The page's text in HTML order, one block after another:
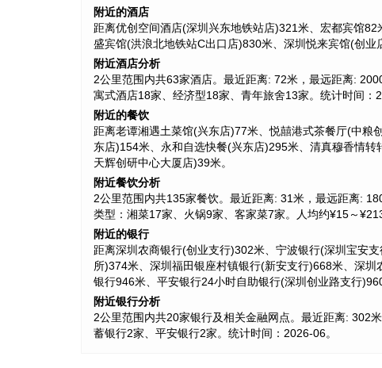
附近的酒店
距离优创空间酒店(深圳兴东地铁站店)321米、宏都宾馆
盛宾馆(洪浪北地铁站C出口店)830米、深圳悦来宾馆(创
附近酒店分析
2公里范围内共63家酒店。最近距离: 72米，最远距离:
寓式酒店18家、经济型18家、青年旅舍13家。统计时间：
附近的餐饮
距离老谭湘遇土菜馆(兴东店)77米、悦囍港式茶餐厅(中粮
东店)154米、永和自选快餐(兴东店)295米、清真穆香情
天辉创研中心大厦店)39米。
附近餐饮分析
2公里范围内共135家餐饮。最近距离: 31米，最远距离:
类型：湘菜17家、火锅9家、客家菜7家。人均约¥15～
附近的银行
距离深圳农商银行(创业支行)302米、宁波银行(深圳宝安
所)374米、深圳福田银座村镇银行(新安支行)668米、深
银行946米、平安银行24小时自助银行(深圳创业路支行)960
附近银行分析
2公里范围内共20家银行及相关金融网点。最近距离: 302
蓄银行2家、平安银行2家。统计时间：2026-06。